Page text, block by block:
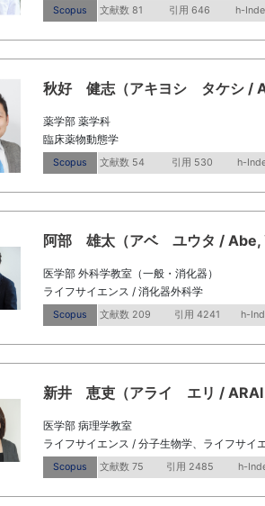
Scopus 文献数 81 引用 646 h-
秋好 健志（アキヨシ タケシ /
薬学部 薬学科
臨床薬物動態学
Scopus 文献数 54 引用 530 h-
阿部 雄太（アベ ユウタ / Abe,
医学部 外科学教室（一般・消化器）
ライフサイエンス / 消化器外科学
Scopus 文献数 209 引用 4241 h-
新井 恵吏（アライ エリ / ARAI
医学部 病理学教室
ライフサイエンス / 分子生物学、ライフサイ
Scopus 文献数 75 引用 2485 h-